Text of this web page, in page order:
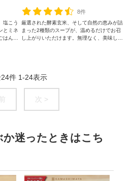
塩こう
とミネ
んで
8件
厳選された酵素玄米、そして自然の恵みが詰
まった2種類のスープが、温めるだけでお召
し上がりいただけます。無理なく、美味し
24件 1-24表示
次 >
か迷ったときはこち